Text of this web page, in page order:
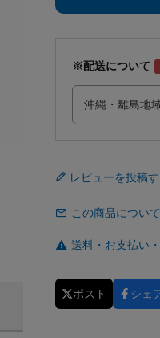
※配送について
レビューを投稿す
この商品につい
送料・お支払い
ポスト シェ